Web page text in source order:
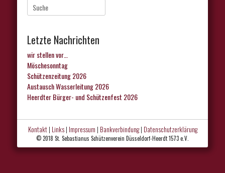
Suche
nach:
Letzte Nachrichten
wir stellen vor…
Möschesonntag
Schützenzeitung 2026
Austausch Wasserleitung 2026
Heerdter Bürger- und Schützenfest 2026
Kontakt| Links| Impressum | Bankverbindung| Datenschutzerklärung
© 2018 St. Sebastianus Schützenverein Düsseldorf-Heerdt 1573 e.V.